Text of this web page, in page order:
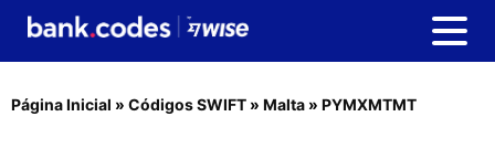
Página Inicial » Códigos SWIFT » Malta » PYMXMTMT